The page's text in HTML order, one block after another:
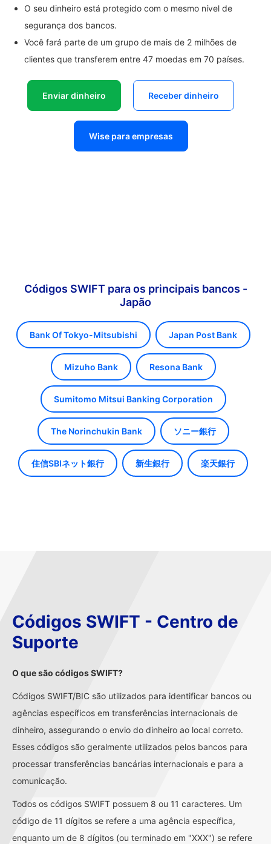
O seu dinheiro está protegido com o mesmo nível de
segurança dos bancos.
Você fará parte de um grupo de mais de 2 milhões de
clientes que transferem entre 47 moedas em 70 países.
Enviar dinheiro Receber dinheiro
Wise para empresas
Códigos SWIFT para os principais bancos -
Japão
Bank Of Tokyo-Mitsubishi Japan Post Bank
Mizuho Bank Resona Bank
Sumitomo Mitsui Banking Corporation
The Norinchukin Bank ソニー銀行
住信SBIネット銀行 新生銀行 楽天銀行
Códigos SWIFT - Centro de
Suporte
O que são códigos SWIFT?
Códigos SWIFT/BIC são utilizados para identificar bancos ou
agências específicos em transferências internacionais de
dinheiro, assegurando o envio do dinheiro ao local correto.
Esses códigos são geralmente utilizados pelos bancos para
processar transferências bancárias internacionais e para a
comunicação.
Todos os códigos SWIFT possuem 8 ou 11 caracteres. Um
código de 11 dígitos se refere a uma agência específica,
enquanto um de 8 dígitos (ou terminado em "XXX") se refere